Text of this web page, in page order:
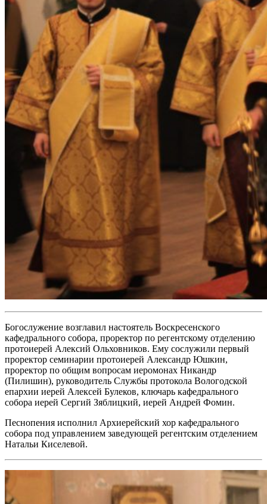
Богослужение возглавил настоятель Воскресенского
кафедрального собора, проректор по регентскому отделению
протоиерей Алексий Ольховников. Ему сослужили первый
проректор семинарии протоиерей Александр Юшкин,
проректор по общим вопросам иеромонах Никандр
(Пилишин), руководитель Службы протокола Вологодской
епархии иерей Алексей Булеков, ключарь кафедрального
собора иерей Сергий Зяблицкий, иерей Андрей Фомин.
Песнопения исполнил Архиерейский хор кафедрального
собора под управлением заведующей регентским отделением
Натальи Киселевой.